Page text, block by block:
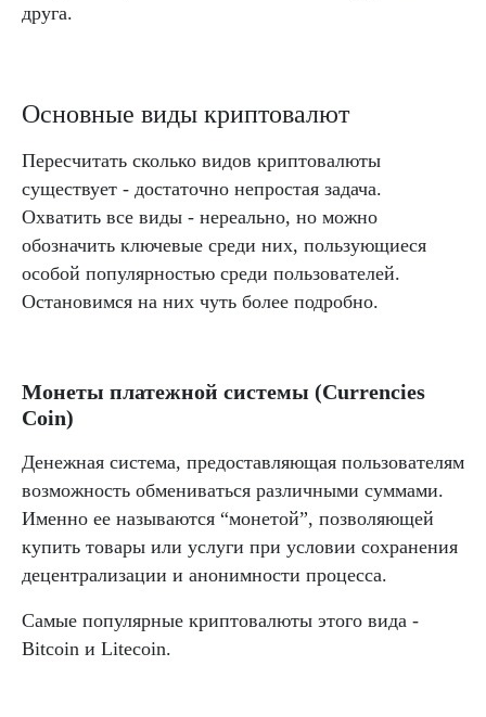
друга.
Основные виды криптовалют
Пересчитать сколько видов криптовалюты
существует - достаточно непростая задача.
Охватить все виды - нереально, но можно
обозначить ключевые среди них, пользующиеся
особой популярностью среди пользователей.
Остановимся на них чуть более подробно.
Монеты платежной системы (Currencies
Coin)
Денежная система, предоставляющая пользователям
возможность обмениваться различными суммами.
Именно ее называются “монетой”, позволяющей
купить товары или услуги при условии сохранения
децентрализации и анонимности процесса.
Самые популярные криптовалюты этого вида -
Bitcoin и Litecoin.